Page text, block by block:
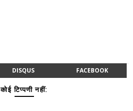
DISQUS FACEBOOK
कोई टिप्पणी नहीं: